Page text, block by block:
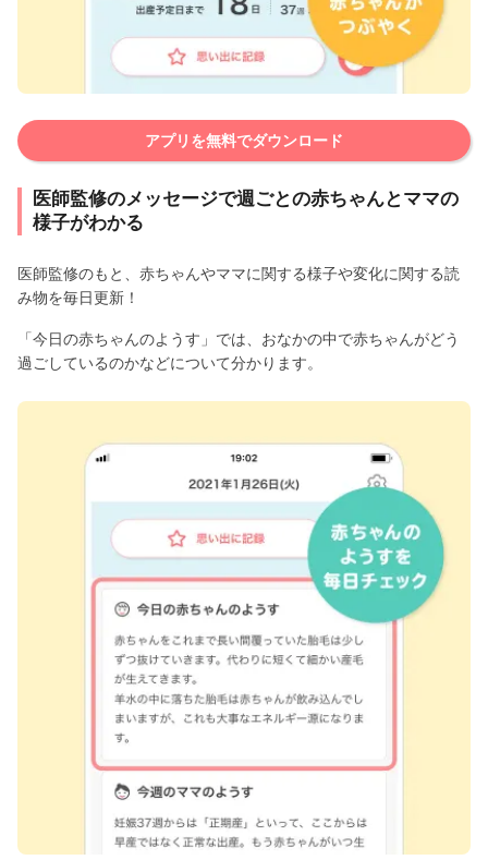
アプリを無料でダウンロード
医師監修のメッセージで週ごとの赤ちゃんとママの
様子がわかる
医師監修のもと、赤ちゃんやママに関する様子や変化に関する読
み物を毎日更新！
「今日の赤ちゃんのようす」では、おなかの中で赤ちゃんがどう
過ごしているのかなどについて分かります。